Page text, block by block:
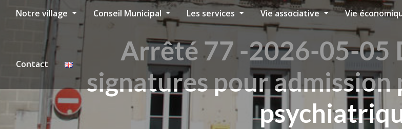
Notre village Conseil Municipal Les services Vie associative Vie
Contact
Arrêté 77 -2026-05-05
signatures pour